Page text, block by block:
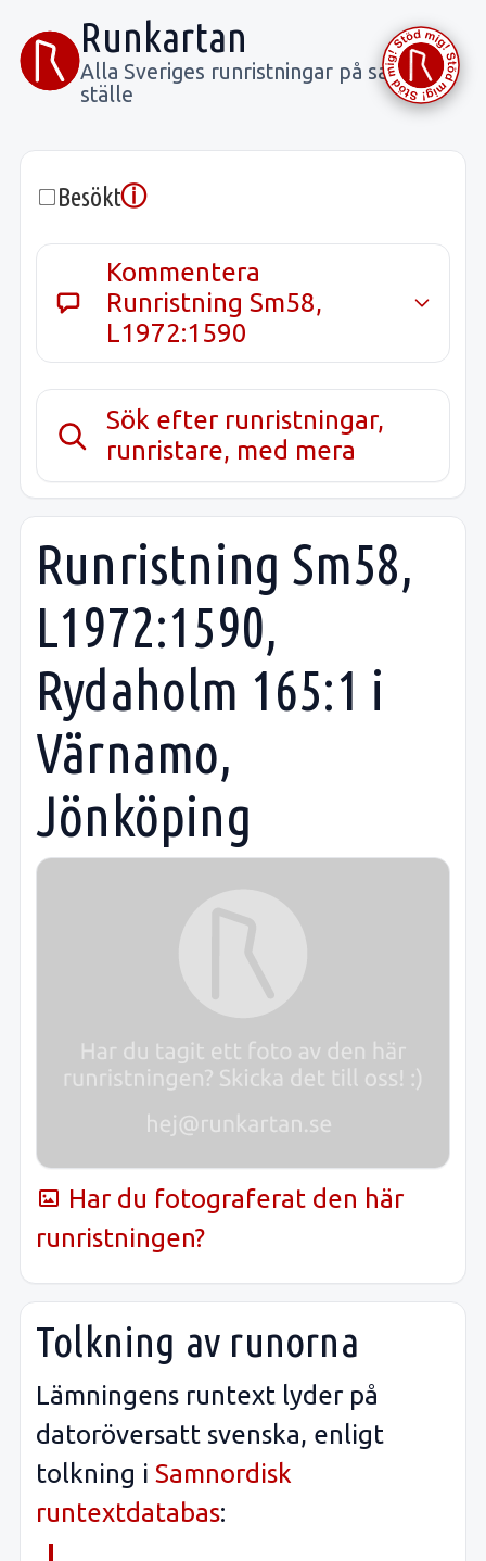
Runkartan
Alla Sveriges runristningar på samma
ställe
Besöktⓘ
Kommentera
Runristning Sm58,
L1972:1590
Sök efter runristningar,
runristare, med mera
Runristning Sm58,
L1972:1590,
Rydaholm 165:1 i
Värnamo,
Jönköping
Har du fotograferat den här
runristningen?
Tolkning av runorna
Lämningens runtext lyder på
datoröversatt svenska, enligt
tolkning i Samnordisk
runtextdatabas: